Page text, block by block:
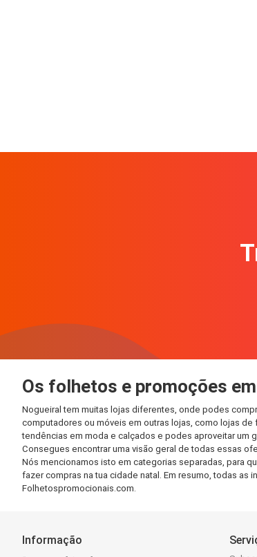
Os folhetos e promoções
Nogueiral tem muitas lojas diferentes, onde podes
computadores ou móveis em outras lojas, como lojas
tendências em moda e calçados e podes aproveitar um
Consegues encontrar uma visão geral de todas essas
Nós mencionamos isto em categorias separadas, para
fazer compras na tua cidade natal. Em resumo, todas
Folhetospromocionais.com.
Informação